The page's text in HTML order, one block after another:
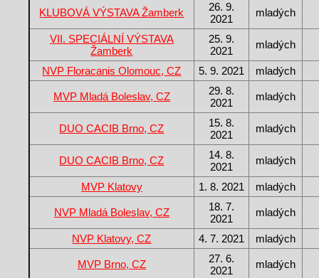
KLUBOVÁ VÝSTAVA Žamberk
26. 9.
2021
mladých
VII. SPECIÁLNÍ VÝSTAVA
Žamberk
25. 9.
2021
mladých
NVP Floracanis Olomouc, CZ 5. 9. 2021 mladých
MVP Mladá Boleslav, CZ
29. 8.
2021
mladých
DUO CACIB Brno, CZ
15. 8.
2021
mladých
DUO CACIB Brno, CZ
14. 8.
2021
mladých
MVP Klatovy 1. 8. 2021 mladých
NVP Mladá Boleslav, CZ
18. 7.
2021
mladých
NVP Klatovy, CZ 4. 7. 2021 mladých
MVP Brno, CZ
27. 6.
2021
mladých